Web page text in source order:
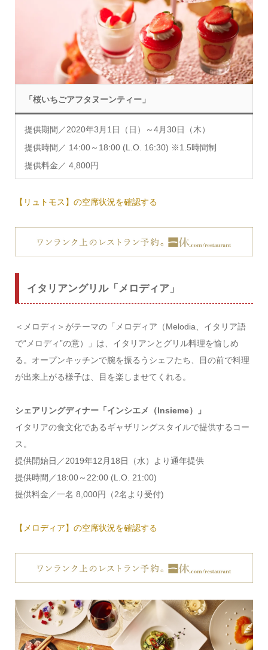
「桜いちごアフタヌーンティー」
提供期間／2020年3月1日（日）～4月30日（木）
提供時間／ 14:00～18:00 (L.O. 16:30) ※1.5時間制
提供料金／ 4,800円
【リュトモス】の空席状況を確認する
イタリアングリル「メロディア」
＜メロディ＞がテーマの「メロディア（Melodia、イタリア語
で“メロディ”の意）」は、イタリアンとグリル料理を愉しめ
る。オープンキッチンで腕を振るうシェフたち、目の前で料理
が出来上がる様子は、目を楽しませてくれる。
シェアリングディナー「インシエメ（Insieme）」
イタリアの食文化であるギャザリングスタイルで提供するコー
ス。
提供開始日／2019年12月18日（水）より通年提供
提供時間／18:00～22:00 (L.O. 21:00)
提供料金／一名 8,000円（2名より受付)
【メロディア】の空席状況を確認する